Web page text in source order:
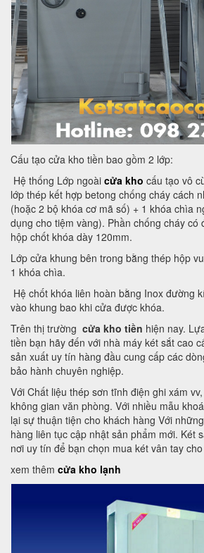
Cấu tạo cửa kho tiền bao gồm 2 lớp:
Hệ thống Lớp ngoài cửa kho cấu tạo vô
lớp thép kết hợp betong chống cháy cách
(hoặc 2 bộ khóa cơ mã số) + 1 khóa chìa
dụng cho tiệm vàng). Phần chống cháy có
hộp chốt khóa dày 120mm.
Lớp cửa khung bên trong bằng thép hộp
1 khóa chìa.
Hệ chốt khóa liên hoàn bằng Inox đường
vào khung bao khi cửa được khóa.
Trên thị trường cửa kho tiền hiện nay.
tiền bạn hãy đến với nhà máy két sắt cao
sản xuất uy tín hàng đầu cung cấp các
bảo hành chuyên nghiệp.
Với Chất liệu thép sơn tĩnh điện ghi xám
không gian văn phòng. Với nhiều mẫu
lại sự thuận tiện cho khách hàng Với
hàng liên tục cập nhật sản phẩm mới. Két
nơi uy tín để bạn chọn mua két vân tay
xem thêm cửa kho lạnh